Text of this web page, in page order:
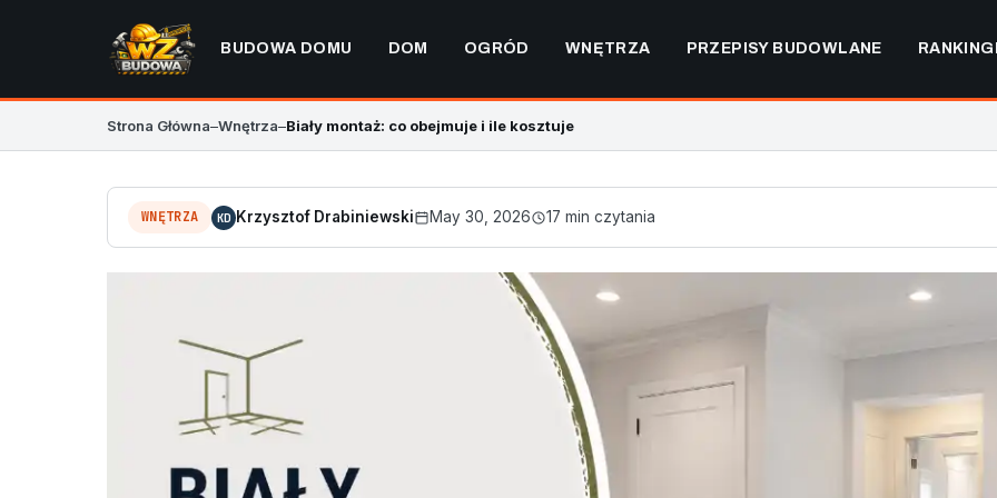
BUDOWA DOMU DOM OGRÓD WNĘTRZA PRZEPISY BUDOWLANE
Strona Główna–Wnętrza–Biały montaż: co obejmuje i ile kosztuje
WNĘTRZA KD Krzysztof Drabiniewski May 30, 2026 17 min czytania